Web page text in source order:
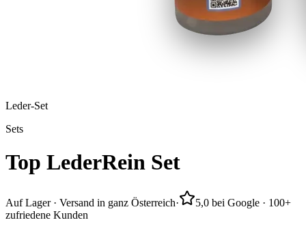
Leder-Set
Sets
Top LederRein Set
Auf Lager · Versand in ganz Österreich·
5,0 bei Google · 100+
zufriedene Kunden